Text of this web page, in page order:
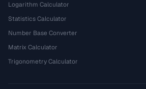
Logarithm Calculator
Statistics Calculator
Number Base Converter
Matrix Calculator
Trigonometry Calculator